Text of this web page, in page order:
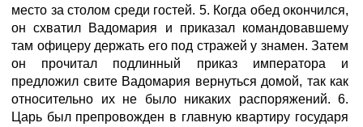
место за столом среди гостей. 5. Когда обед окончился,
он схватил Вадомария и приказал командовавшему
там офицеру держать его под стражей у знамен. Затем
он прочитал подлинный приказ императора и
предложил свите Вадомария вернуться домой, так как
относительно их не было никаких распоряжений. 6.
Царь был препровожден в главную квартиру государя